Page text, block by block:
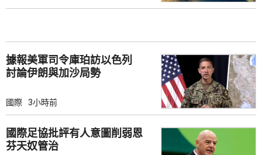
據報美軍司令庫珀訪以色列
討論伊朗與加沙局勢
國際 3小時前
國際足協批評有人意圖削弱恩
芬天奴管治